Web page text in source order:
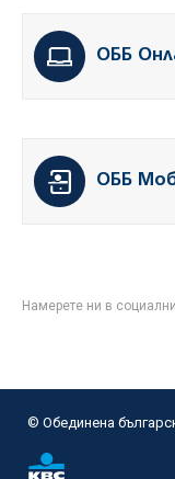
ОББ
ОББ
Намерете ни в
© Oбединена